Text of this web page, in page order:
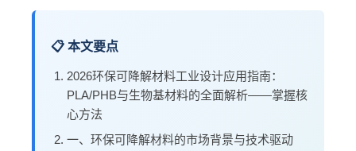
📋 本文要点
2026环保可降解材料工业设计应用指南：
PLA/PHB与生物基材料的全面解析——掌握核
心方法
一、环保可降解材料的市场背景与技术驱动